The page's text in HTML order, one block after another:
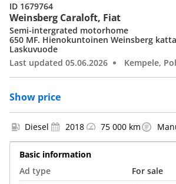
Weinsberg Caraloft, Fiat
Show price
Semi-intergrated motorhome
650 MF. Hienokuntoinen Weinsberg
Laskuvuode
Last updated 05.06.2026
Kempele,
ID 1679764
Diesel 2018 75 000 km
Basic information
Ad type
For sale